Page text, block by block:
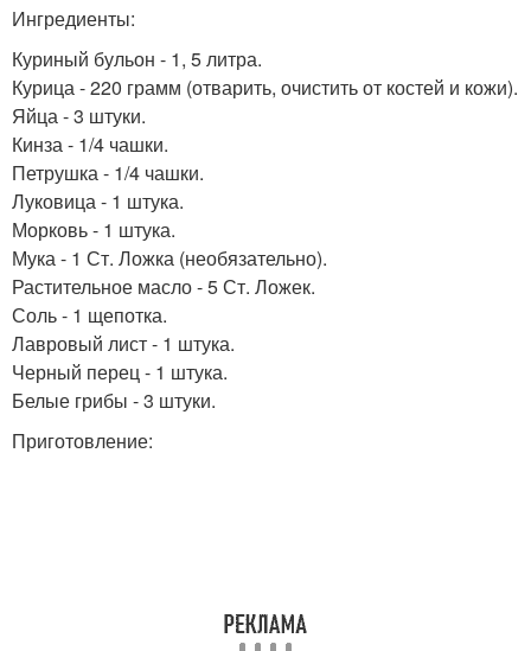
Ингредиенты:
Куриный бульон - 1, 5 литра.
Курица - 220 грамм (отварить, очистить от костей и кожи).
Яйца - 3 штуки.
Кинза - 1/4 чашки.
Петрушка - 1/4 чашки.
Луковица - 1 штука.
Морковь - 1 штука.
Мука - 1 Ст. Ложка (необязательно).
Растительное масло - 5 Ст. Ложек.
Соль - 1 щепотка.
Лавровый лист - 1 штука.
Черный перец - 1 штука.
Белые грибы - 3 штуки.
Приготовление: